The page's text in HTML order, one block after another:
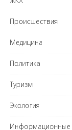
Происшествия
Медицина
Политика
Туризм
Экология
Информационные